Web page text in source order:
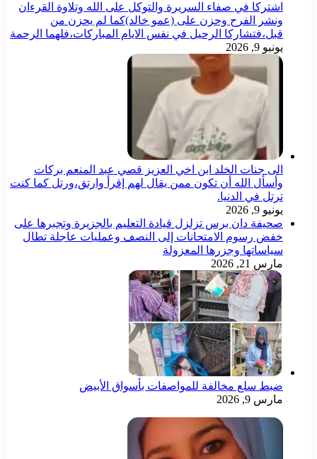
في صفاء السريرة والتوكل على الله وتلاوة القرءان
الفرح وحزن على (عمو خالد)كما لم يحزن من
الرحيل في نفس الايام المباركات،فلهما الرحمة
جنات الخلد ابن اخي العزيز قصي عبد المنعم بركات
الله أن تكون ممن يقال لهم إقرأ وارتق،ورتل كما كنت
في الدنيا.
دان برس تزلزل قيادة التعليم بالجزيرة وتجبرها على
رسوم الامتحانات إلى النصف وعمليات عاجلة تطال
وجزرها المعزولة
سلع مخالفة للمواصفات بأسواق الأبيض